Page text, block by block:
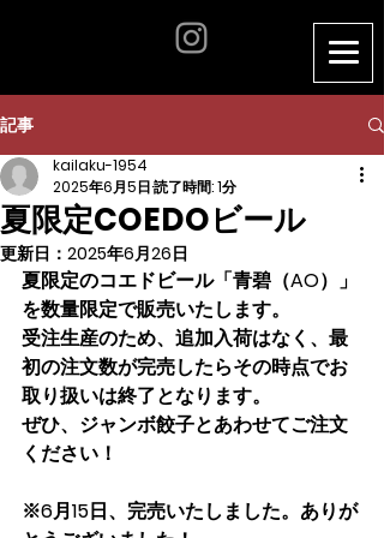
記事
夏限定COEDOビール
kailaku-1954
2025年6月5日読了時間: 1分
更新日： 2025年6月26日
夏限定のコエドビール「青碧（AO）」
を数量限定で販売いたします。
受注生産のため、追加入荷はなく、最
初の注文数が完売したらその時点でお
取り扱いは終了となります。
ぜひ、ジャンボ餃子とあわせてご注文
ください！
※6月15日、完売いたしました。ありが